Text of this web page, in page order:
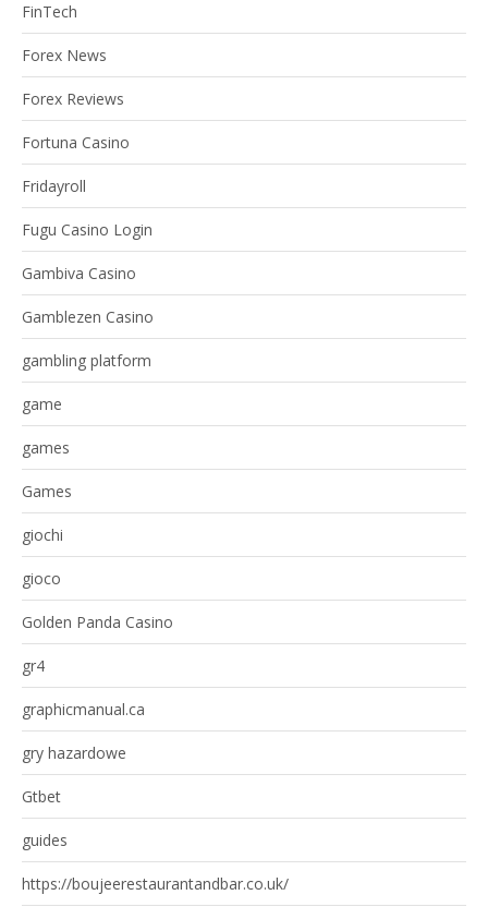
FinTech
Forex News
Forex Reviews
Fortuna Casino
Fridayroll
Fugu Casino Login
Gambiva Casino
Gamblezen Casino
gambling platform
game
games
Games
giochi
gioco
Golden Panda Casino
gr4
graphicmanual.ca
gry hazardowe
Gtbet
guides
https://boujeerestaurantandbar.co.uk/